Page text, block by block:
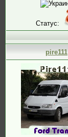
Статус:
pire111